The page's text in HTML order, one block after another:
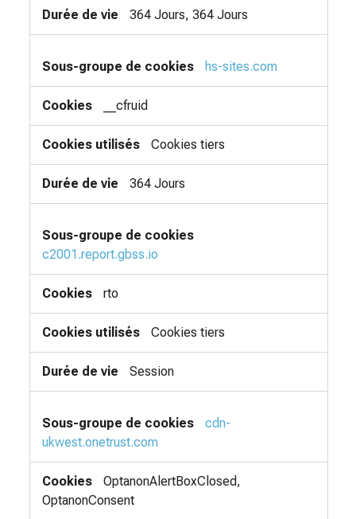
364 Jours, 364 Jours
hs-sites.com
__cfruid
Cookies tiers
364 Jours
c2001.report.gbss.io
rto
Cookies tiers
Session
cdn-
ukwest.onetrust.com
OptanonAlertBoxClosed,
OptanonConsent